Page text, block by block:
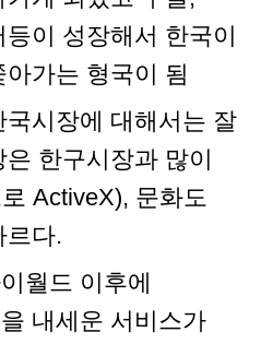
이 성장해서 한국이
가는 형국이 됨
시장에 대해서는 잘
한구시장과 많이
ActiveX), 문화도
르다.
월드 이후에
내세운 서비스가